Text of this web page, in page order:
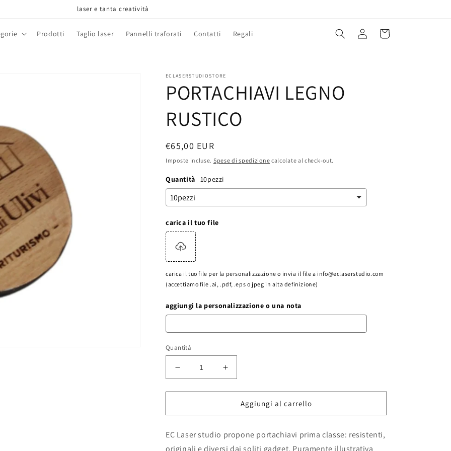
laser e tanta creatività
Prodotti Taglio laser Pannelli traforati Contatti Regali Accedi Carrello
ECLASERSTUDIOSTORE
PORTACHIAVI LEGNO
RUSTICO
Prezzo
di
listino
€65,00 EUR
Imposte incluse. Spese di spedizione calcolate al check-out.
Quantità 10pezzi
carica il tuo file
carica il tuo file per la personalizzazione o invia il file a info@eclaserstudio.com
(accettiamo file .ai, .pdf, .eps o jpeg in alta definizione)
aggiungi la personalizzazione o una nota
Quantità
Diminuisci
quantità
per
LEGNO
Aumenta
quantità
per
PORTACHIAVI
LEGNO
Aggiungi al carrello
EC Laser studio propone portachiavi prima classe: resistenti,
originali e diversi dai soliti gadget. Puramente illustrativa